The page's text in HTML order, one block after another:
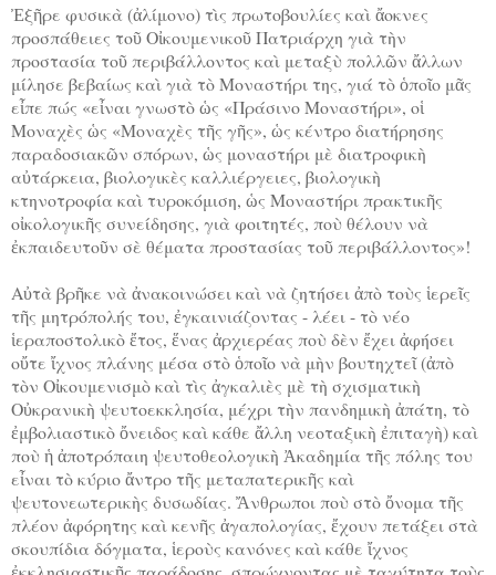
Ἐξῆρε φυσικὰ (ἀλίμονο) τὶς πρωτοβουλίες καὶ ἄοκνες
προσπάθειες τοῦ Οἰκουμενικοῦ Πατριάρχη γιὰ τὴν
προστασία τοῦ περιβάλλοντος καὶ μεταξὺ πολλῶν ἄλλων
μίλησε βεβαίως καὶ γιὰ τὸ Μοναστήρι της, γιά τὸ ὁποῖο μᾶς
εἶπε πώς «εἶναι γνωστὸ ὡς «Πράσινο Μοναστήρι», οἱ
Μοναχὲς ὡς «Μοναχὲς τῆς γῆς», ὡς κέντρο διατήρησης
παραδοσιακῶν σπόρων, ὡς μοναστήρι μὲ διατροφικὴ
αὐτάρκεια, βιολογικὲς καλλιέργειες, βιολογικὴ
κτηνοτροφία καὶ τυροκόμιση, ὡς Μοναστήρι πρακτικῆς
οἰκολογικῆς συνείδησης, γιὰ φοιτητές, ποὺ θέλουν νὰ
ἐκπαιδευτοῦν σὲ θέματα προστασίας τοῦ περιβάλλοντος»!
Αὐτὰ βρῆκε νὰ ἀνακοινώσει καὶ νὰ ζητήσει ἀπὸ τοὺς ἱερεῖς
τῆς μητρόπολής του, ἐγκαινιάζοντας - λέει - τὸ νέο
ἱεραποστολικὸ ἔτος, ἕνας ἀρχιερέας ποὺ δὲν ἔχει ἀφήσει
οὔτε ἴχνος πλάνης μέσα στὸ ὁποῖο νὰ μὴν βουτηχτεῖ (ἀπὸ
τὸν Οἰκουμενισμὸ καὶ τὶς ἀγκαλιὲς μὲ τὴ σχισματικὴ
Οὐκρανικὴ ψευτοεκκλησία, μέχρι τὴν πανδημικὴ ἀπάτη, τὸ
ἐμβολιαστικὸ ὄνειδος καὶ κάθε ἄλλη νεοταξικὴ ἐπιταγὴ) καὶ
ποὺ ἡ ἀποτρόπαιη ψευτοθεολογικὴ Ἀκαδημία τῆς πόλης του
εἶναι τὸ κύριο ἄντρο τῆς μεταπατερικῆς καὶ
ψευτονεωτερικὴς δυσωδίας. Ἄνθρωποι ποὺ στὸ ὄνομα τῆς
πλέον ἀφόρητης καὶ κενῆς ἀγαπολογίας, ἔχουν πετάξει στὰ
σκουπίδια δόγματα, ἱεροὺς κανόνες καὶ κάθε ἴχνος